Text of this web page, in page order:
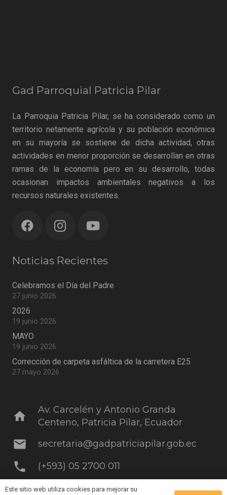
Gad Parroquial Patricia Pilar
La Parroquia Patricia Pilar, se ha considerado como un
territorio netamente agrícola y su población económica
en su mayoría se sostiene de dicha actividad, otras
actividades en menor proporción se desarrollan en otras
ramas de la economía pero en su desarrollo, todas
ocasionan impactos ambientales negativos a los
recursos naturales existentes.
Noticias Recientes
Celebramos el Día del Padre
27 junio 2026
2026
19 junio 2026
MAYO
19 junio 2026
Corrección de carpeta asfáltica de la carretera E25
27 mayo 2026
home
Av. Carcelén y Antonio Granda
Centeno, Patricia Pilar, Ecuador
mail secretaria@gadpatriciapilar.gob.ec
phone (+593) 05 2700 011
Este sitio web utiliza cookies para mejorar su